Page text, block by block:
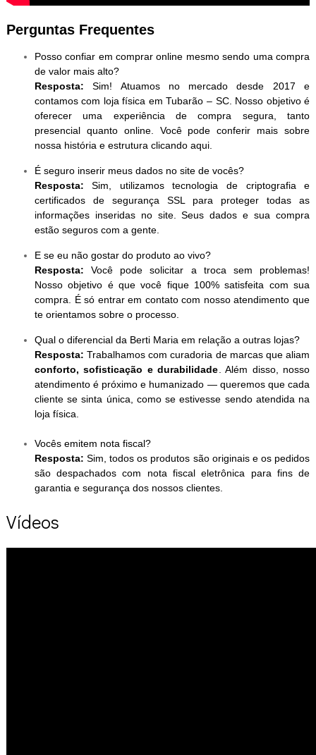
Perguntas Frequentes
Posso confiar em comprar online mesmo sendo uma compra
de valor mais alto?
Resposta: Sim! Atuamos no mercado desde 2017 e
contamos com loja física em Tubarão – SC. Nosso objetivo é
oferecer uma experiência de compra segura, tanto
presencial quanto online. Você pode conferir mais sobre
nossa história e estrutura clicando aqui.
É seguro inserir meus dados no site de vocês?
Resposta: Sim, utilizamos tecnologia de criptografia e
certificados de segurança SSL para proteger todas as
informações inseridas no site. Seus dados e sua compra
estão seguros com a gente.
E se eu não gostar do produto ao vivo?
Resposta: Você pode solicitar a troca sem problemas!
Nosso objetivo é que você fique 100% satisfeita com sua
compra. É só entrar em contato com nosso atendimento que
te orientamos sobre o processo.
Qual o diferencial da Berti Maria em relação a outras lojas?
Resposta: Trabalhamos com curadoria de marcas que aliam
conforto, sofisticação e durabilidade. Além disso, nosso
atendimento é próximo e humanizado — queremos que cada
cliente se sinta única, como se estivesse sendo atendida na
loja física.
Vocês emitem nota fiscal?
Resposta:Sim, todos os produtos são originais e os pedidos
são despachados com nota fiscal eletrônica para fins de
garantia e segurança dos nossos clientes.
Vídeos